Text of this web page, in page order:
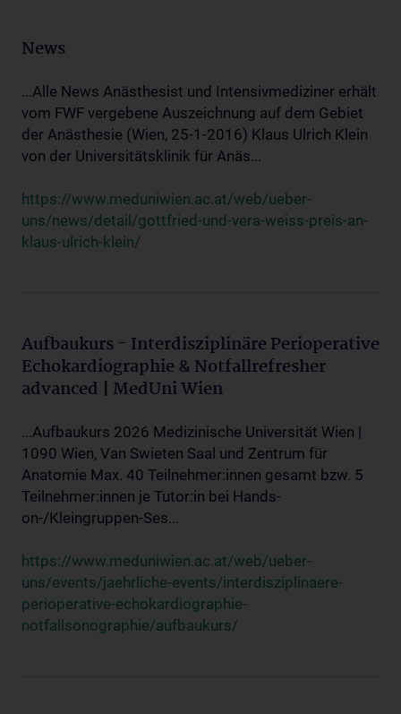
News
...Alle News Anästhesist und Intensivmediziner erhält
vom FWF vergebene Auszeichnung auf dem Gebiet
der Anästhesie (Wien, 25-1-2016) Klaus Ulrich Klein
von der Universitätsklinik für Anäs...
https://www.meduniwien.ac.at/web/ueber-
uns/news/detail/gottfried-und-vera-weiss-preis-an-
klaus-ulrich-klein/
Aufbaukurs - Interdisziplinäre Perioperative
Echokardiographie & Notfallrefresher
advanced | MedUni Wien
...Aufbaukurs 2026 Medizinische Universität Wien |
1090 Wien, Van Swieten Saal und Zentrum für
Anatomie Max. 40 Teilnehmer:innen gesamt bzw. 5
Teilnehmer:innen je Tutor:in bei Hands-
on-/Kleingruppen-Ses...
https://www.meduniwien.ac.at/web/ueber-
uns/events/jaehrliche-events/interdisziplinaere-
perioperative-echokardiographie-
notfallsonographie/aufbaukurs/